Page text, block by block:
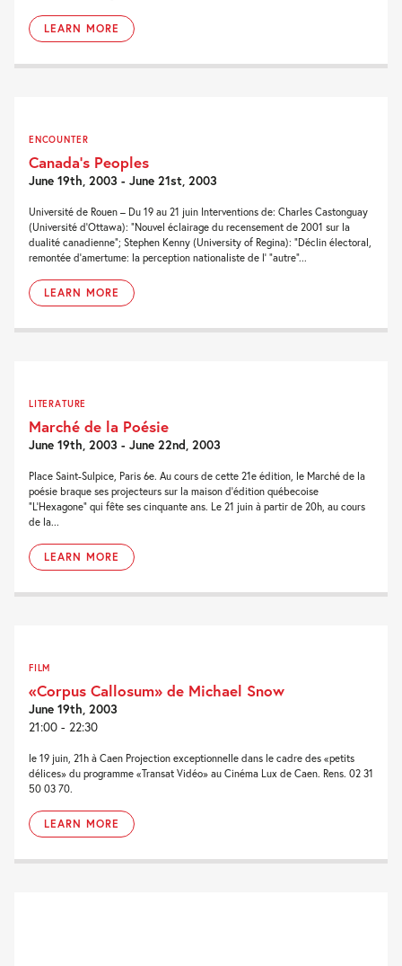
LEARN MORE
ENCOUNTER
Canada’s Peoples
June 19th, 2003 - June 21st, 2003
Université de Rouen – Du 19 au 21 juin Interventions de: Charles Castonguay
(Université d’Ottawa): “Nouvel éclairage du recensement de 2001 sur la
dualité canadienne”; Stephen Kenny (University of Regina): “Déclin électoral,
remontée d’amertume: la perception nationaliste de l’ “autre”...
LEARN MORE
LITERATURE
Marché de la Poésie
June 19th, 2003 - June 22nd, 2003
Place Saint-Sulpice, Paris 6e. Au cours de cette 21e édition, le Marché de la
poésie braque ses projecteurs sur la maison d’édition québecoise
“L’Hexagone” qui fête ses cinquante ans. Le 21 juin à partir de 20h, au cours
de la...
LEARN MORE
FILM
«Corpus Callosum» de Michael Snow
June 19th, 2003
21:00 - 22:30
le 19 juin, 21h à Caen Projection exceptionnelle dans le cadre des «petits
délices» du programme «Transat Vidéo» au Cinéma Lux de Caen. Rens. 02 31
50 03 70.
LEARN MORE